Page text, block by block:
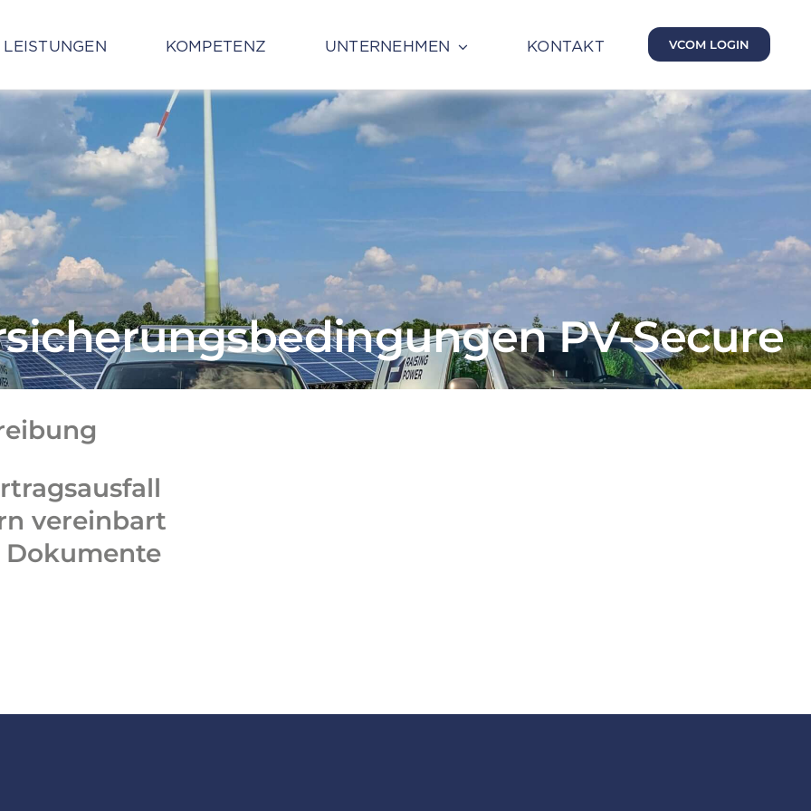
LEISTUNGEN KOMPETENZ UNTERNEHMEN KONTAKT VCOM LOGIN
PV-Secure
vereinbart